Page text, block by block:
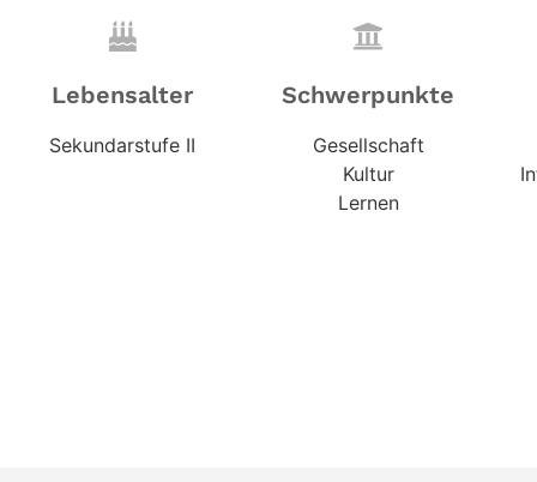
Lebensalter
Sekundarstufe II
Schwerpunkte
Gesellschaft
Kultur
Lernen